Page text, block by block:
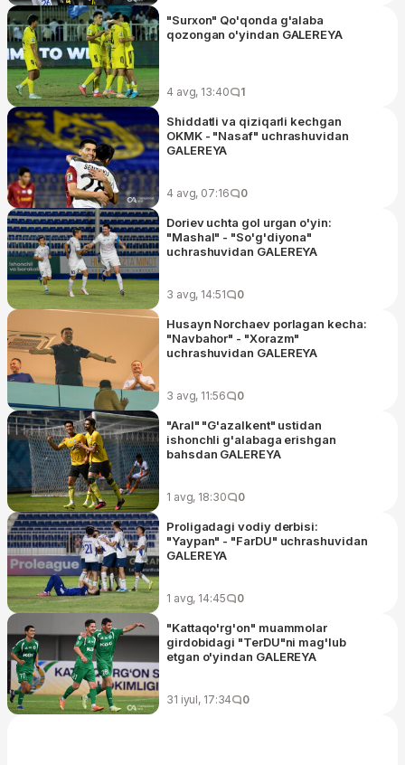
"Surxon" Qo'qonda g'alaba
qozongan o'yindan GALEREYA
4 avg, 13:40 1
Shiddatli va qiziqarli kechgan
OKMK - "Nasaf" uchrashuvidan
GALEREYA
4 avg, 07:16 0
Doriev uchta gol urgan o'yin:
"Mashal" - "So'g'diyona"
uchrashuvidan GALEREYA
3 avg, 14:51 0
Husayn Norchaev porlagan kecha:
"Navbahor" - "Xorazm"
uchrashuvidan GALEREYA
3 avg, 11:56 0
"Aral" "G'azalkent" ustidan
ishonchli g'alabaga erishgan
bahsdan GALEREYA
1 avg, 18:30 0
Proligadagi vodiy derbisi:
"Yaypan" - "FarDU" uchrashuvidan
GALEREYA
1 avg, 14:45 0
"Kattaqo'rg'on" muammolar
girdobidagi "TerDU"ni mag'lub
etgan o'yindan GALEREYA
31 iyul, 17:34 0